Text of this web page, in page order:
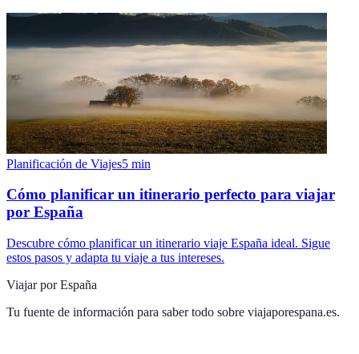
Planificación de Viajes5 min
Cómo planificar un itinerario perfecto para viajar
por España
Descubre cómo planificar un itinerario viaje España ideal. Sigue
estos pasos y adapta tu viaje a tus intereses.
Viajar por España
Tu fuente de información para saber todo sobre viajaporespana.es.